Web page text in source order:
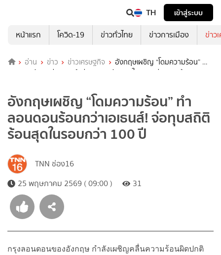
TH
เข้าสู่ระบบ
หน้าแรก
โควิด-19 ข่าวทั่วไทย ข่าวการเมือง ข่าว
อ่าน ข่าว ข่าวเศรษฐกิจ
อังกฤษเผชิญ “โดมความร้อน” ทำ
ลอนดอนร้อนกว่าเอเธนส์! จ่อทุบสถิติร้อนสุดในรอบกว่า 100 ปี
อังกฤษเผชิญ “โดมความร้อน” ทำ
ลอนดอนร้อนกว่าเอเธนส์! จ่อทุบสถิติ
ร้อนสุดในรอบกว่า 100 ปี
TNN ช่อง16
25 พฤษภาคม 2569 ( 09:00 )
31
กรุงลอนดอนของอังกฤษ กำลังเผชิญคลื่นความร้อนผิดปกติ